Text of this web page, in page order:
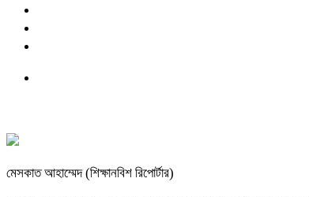
মেসকাত আহাম্মেদ (শিক্ষানবিশ রিপোর্টার)